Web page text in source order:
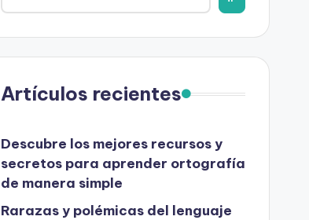
Artículos recientes
Descubre los mejores recursos y
secretos para aprender ortografía
de manera simple
Rarazas y polémicas del lenguaje